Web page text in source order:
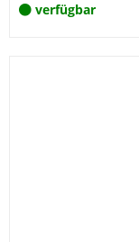
verfügbar